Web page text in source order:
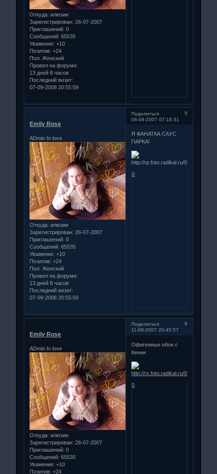
Откуда: илюзии
Зарегистрирован: 26-07-2007
Приглашений: 0
Сообщений: 65535
Уважение: +10
Позитив: +24
Пол: Женский
Провел на форуме:
13 дней 8 часов
Последний визит:
07-09-2008 20:55:59
Поделиться
5
08-09-2007 07:16:31
Emily Rose
ADmin In love
Откуда: илюзии
Зарегистрирован: 26-07-2007
Приглашений: 0
Сообщений: 65535
Уважение: +10
Позитив: +24
Пол: Женский
Провел на форуме:
13 дней 8 часов
Последний визит:
07-09-2008 20:55:59
Я ФАНАТКА САУС
ПАРКА!
0
Поделиться
6
11-09-2007 20:45:57
Emily Rose
ADmin In love
Откуда: илюзии
Зарегистрирован: 26-07-2007
Приглашений: 0
Сообщений: 65535
Уважение: +10
Позитив: +24
Офигенные обои с
Кенни
0